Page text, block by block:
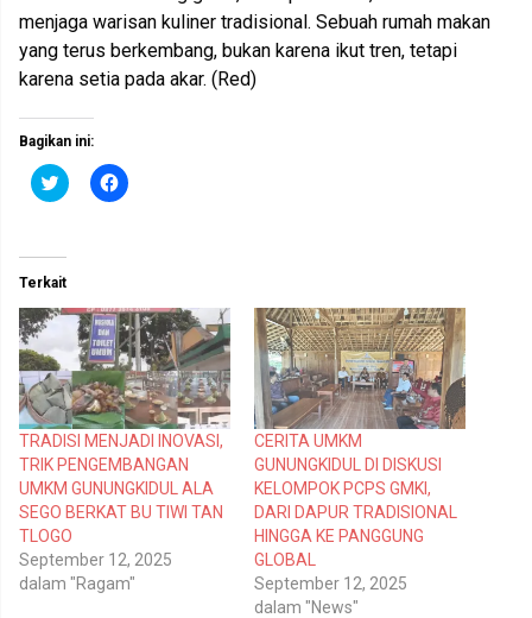
menjaga warisan kuliner tradisional. Sebuah rumah makan
yang terus berkembang, bukan karena ikut tren, tetapi
karena setia pada akar. (Red)
Bagikan ini:
K
l
n
t
u
k
b
b
a
g
i
p
a
d
a
T
w
t
e
r
(
K
l
k
m
e
m
b
a
g
i
k
a
n
d
i
F
a
e
b
o
o
Terkait
TRADISI MENJADI INOVASI,
TRIK PENGEMBANGAN
UMKM GUNUNGKIDUL ALA
SEGO BERKAT BU TIWI TAN
TLOGO
September 12, 2025
dalam "Ragam"
CERITA UMKM
GUNUNGKIDUL DI DISKUSI
KELOMPOK PCPS GMKI,
DARI DAPUR TRADISIONAL
HINGGA KE PANGGUNG
GLOBAL
September 12, 2025
dalam "News"